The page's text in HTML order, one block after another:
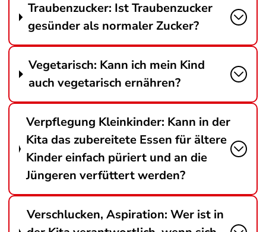
Traubenzucker: Ist Traubenzucker
gesünder als normaler Zucker?
Vegetarisch: Kann ich mein Kind
auch vegetarisch ernähren?
Verpflegung Kleinkinder: Kann in der
Kita das zubereitete Essen für ältere
Kinder einfach püriert und an die
Jüngeren verfüttert werden?
Verschlucken, Aspiration: Wer ist in